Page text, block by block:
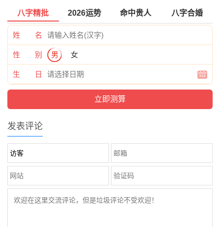
八字精批 2026运势 命中贵人 八字合婚
姓 名
性 别 男 女
生 日
发表评论